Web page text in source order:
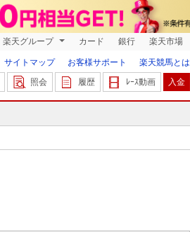
楽天グループ カード 銀行 楽天市場
サイトマップ お客様サポート
楽天競馬とは
照会 履歴 ﾚｰｽ動画 入金